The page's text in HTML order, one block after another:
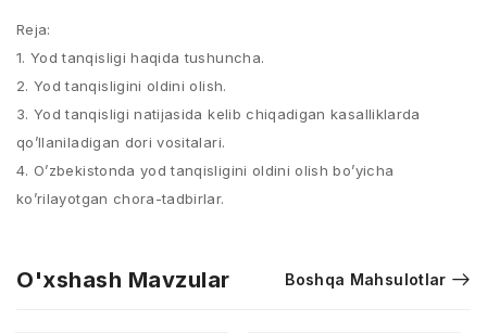
Reja:
1. Yod tanqisligi haqida tushuncha.
2. Yod tanqisligini oldini olish.
3. Yod tanqisligi natijasida kelib chiqadigan kasalliklarda
qo’llaniladigan dori vositalari.
4. O’zbekistonda yod tanqisligini oldini olish bo’yicha
ko’rilayotgan chora-tadbirlar.
O'xshash Mavzular Boshqa Mahsulotlar